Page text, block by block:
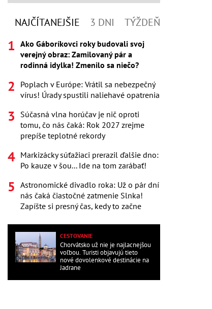
NAJČÍTANEJŠIE 3 DNI TÝŽDEŇ
Ako Gáboríkovci roky budovali svoj
verejný obraz: Zamilovaný pár a
rodinná idylka! Zmenilo sa niečo?
Poplach v Európe: Vrátil sa nebezpečný
vírus! Úrady spustili naliehavé opatrenia
Súčasná vlna horúčav je nič oproti
tomu, čo nás čaká: Rok 2027 zrejme
prepíše teplotné rekordy
Markizácky súťažiaci prerazil ďalšie dno:
Po kauze v šou... Ide na tom zarábať!
Astronomické divadlo roka: Už o pár dní
nás čaká čiastočné zatmenie Slnka!
Zapíšte si presný čas, kedy to začne
CESTOVANIE
Chorvátsko už nie je najlacnejšou
voľbou. Turisti objavujú tieto
nové dovolenkové destinácie na
Jadrane